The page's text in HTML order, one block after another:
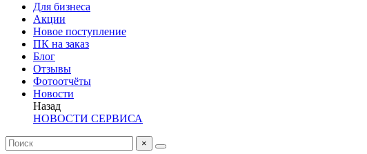
Для бизнеса
Акции
Новое поступление
ПК на заказ
Блог
Отзывы
Фотоотчёты
Новости
Назад
НОВОСТИ СЕРВИСА
×